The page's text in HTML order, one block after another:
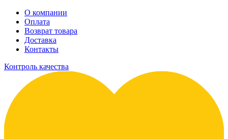
О компании
Оплата
Возврат товара
Доставка
Контакты
Контроль качества